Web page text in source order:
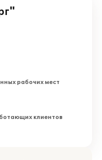
рабочих мест
клиентов